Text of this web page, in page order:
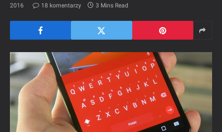
2016
18 komentarzy 3 Mins Read